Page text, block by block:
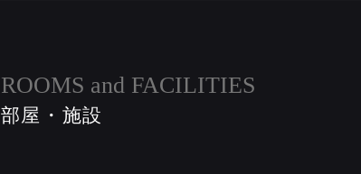
ROOMS and FACILITIES
部屋・施設